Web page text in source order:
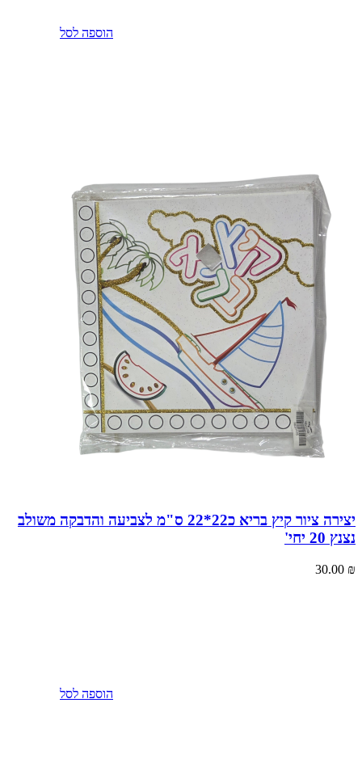
הוספה לסל
יצירה ציור קיץ בריא כ22*22 ס"מ לצביעה והדבקה משולב
נצנץ 20 יחי'
30.00 ₪
הוספה לסל